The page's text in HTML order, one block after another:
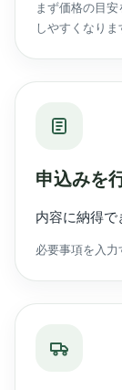
まず価格の目
しやすくなりま
申込みを
内容に納得で
必要事項を入力